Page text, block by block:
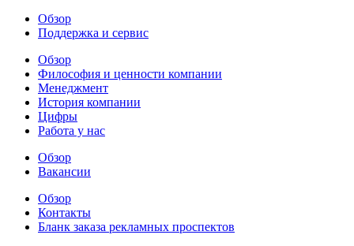
Обзор
Поддержка и сервис
Обзор
Философия и ценности компании
Менеджмент
История компании
Цифры
Работа у нас
Обзор
Вакансии
Обзор
Контакты
Бланк заказа рекламных проспектов